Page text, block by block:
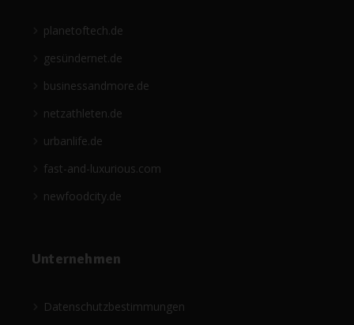
planetoftech.de
gesündernet.de
businessandmore.de
netzathleten.de
urbanlife.de
fast-and-luxurious.com
newfoodcity.de
Unternehmen
Datenschutzbestimmungen